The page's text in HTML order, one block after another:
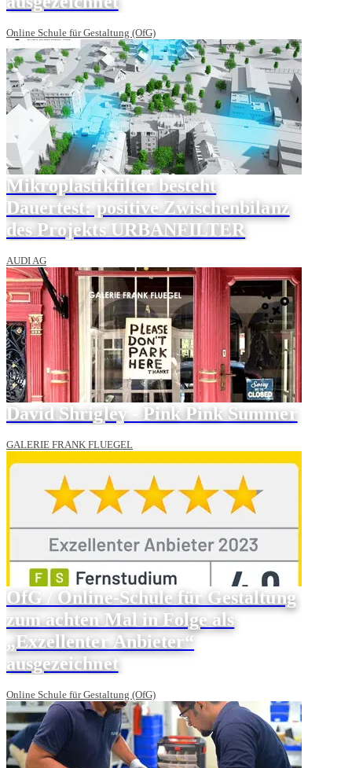
Online Schule für Gestaltung (OfG)
Mikroplastikfilter besteht
Dauertest: positive Zwischenbilanz
des Projekts URBANFILTER
AUDI AG
David Shrigley - Pink Pink Summer
GALERIE FRANK FLUEGEL
OfG / Online-Schule für Gestaltung
zum achten Mal in Folge als
„Exzellenter Anbieter“
ausgezeichnet
Online Schule für Gestaltung (OfG)